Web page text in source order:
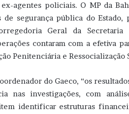
agentes policiais. O MP da
de segurança pública do
Geral da Secretaria
contaram com a efetiva
Penitenciária e Ressocialização
do Gaeco, “os
nas investigações, com
identificar estruturas